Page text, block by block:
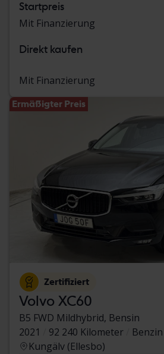
Startpreis
Mit Finanzierung
Direkt kaufen
Mit Finanzierung
Ermäßigter Preis
Zertifiziert
Volvo XC60
B5 FWD Mildhybrid, Bensin
2021
92 240 Kilometer
Benzin
Kungälv (Ellesbo)